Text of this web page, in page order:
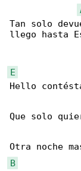
Tan solo
llego hasta
E
Hello
Que solo
B